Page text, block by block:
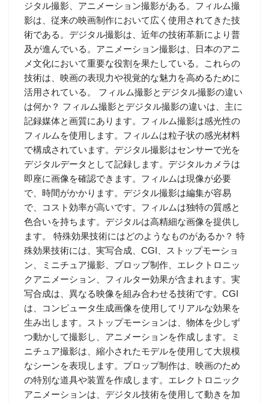
ジタル撮影、アニメーション撮影がある。フィルム撮
影は、従来の映画制作において広く使用されてきた技
術である。デジタル撮影は、近年の技術革新により普
及が進んでいる。アニメーション撮影は、日本のアニ
メ文化において重要な役割を果たしている。これらの
技術は、映画の表現力や視覚的な魅力を高めるために
活用されている。 フィルム撮影とデジタル撮影の違い
は何か？ フィルム撮影とデジタル撮影の違いは、主に
記録媒体と画質にあります。フィルム撮影は感光性の
フィルムを使用します。フィルムは粒子状の感光材料
で構成されています。デジタル撮影はセンサーで光を
デジタルデータとして記録します。デジタルカメラは
即座に画像を確認できます。フィルムは現像が必要
で、時間がかかります。デジタル撮影は編集が容易
で、コスト効率が高いです。フィルムは独特の質感と
色合いを持ちます。デジタルは高精細な画像を提供し
ます。 特殊効果技術にはどのようなものがあるか？ 特
殊効果技術には、実写合成、CGI、ストップモーショ
ン、ミニチュア撮影、プロップ制作、エレクトロニッ
クアニメーション、フィルター効果が含まれます。実
写合成は、異なる映像を組み合わせる技術です。CGI
は、コンピュータ生成画像を使用してリアルな効果を
生み出します。ストップモーションは、物体を少しず
つ動かして撮影し、アニメーションを作成します。ミ
ニチュア撮影は、縮小されたモデルを使用して大規模
なシーンを表現します。プロップ制作は、映画のため
の特別な道具や装置を作成します。エレクトロニック
アニメーションは、デジタル技術を使用して動きを加